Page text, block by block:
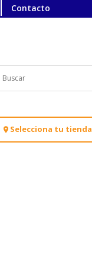
Contacto
Selecciona tu tienda